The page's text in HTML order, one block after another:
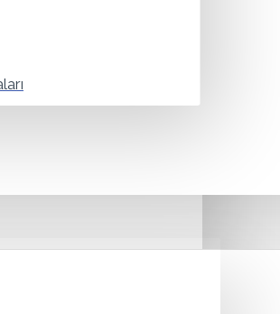
ve arka plan müzik yayını gibi ses içeren tüm
ses sisteminde bütün parçalar kontrol yazılımı